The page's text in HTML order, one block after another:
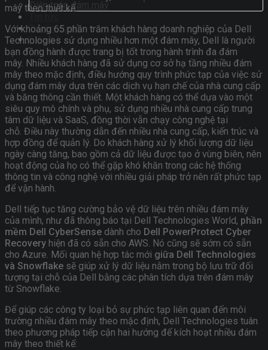
Điện toán đám mây
Tuyển dụng
Liên hệ
mây theo thiết kế.
Với khoảng 65 phần trăm khách hàng doanh nghiệp của Dell
Technologies sử dụng nhiều hơn một đám mây, Dell là người
bạn đồng hành được trang bị tốt trong hành trình đa đám
mây. Nhiều khách hàng đã sử dụng cơ sở hạ tầng nhiều đám
mây theo mặc định, điều hướng quy trình phức tạp của việc sử
dụng đám mây dựa trên các dịch vụ hạn chế của nhà cung cấp
và băng thông cần thiết. Một khách hàng có thể dựa vào một
siêu quy mô chính và phụ, sử dụng nhiều nhà cung cấp trung
tâm dữ liệu và SaaS, đồng thời vẫn chạy công nghệ tại
chỗ. Điều này thường dẫn đến nhiều nhà cung cấp, kiến ​​trúc và
hợp đồng để quản lý. Do khách hàng xử lý khối lượng dữ liệu
ngày càng tăng, bao gồm cả dữ liệu được tạo ở vùng biên, nên
hoạt động của họ có thể gặp khó khăn trong các hệ thống
thông tin và công nghệ với nhiều giải pháp trở nên rất phức tạp
để vận hành.
Dell tiếp tục tăng cường bảo vệ dữ liệu trên nhiều đám mây
của mình, như đã thông báo tại Dell Technologies World, phần
mềm Dell CyberSense dành cho Dell PowerProtect Cyber ​​
Recovery hiện đã có sẵn cho AWS. Nó cũng sẽ sớm có sẵn
cho Azure. Mối quan hệ hợp tác mới giữa Dell Technologies
và Snowflake sẽ giúp xử lý dữ liệu nằm trong bộ lưu trữ đối
tượng tại chỗ của Dell bằng các phân tích dựa trên đám mây
từ Snowflake.
Để giúp các công ty loại bỏ sự phức tạp liên quan đến môi
trường nhiều đám mây theo mặc định, Dell Technologies tuân
theo phương pháp tiếp cận hai hướng để kích hoạt nhiều đám
mây theo thiết kế: